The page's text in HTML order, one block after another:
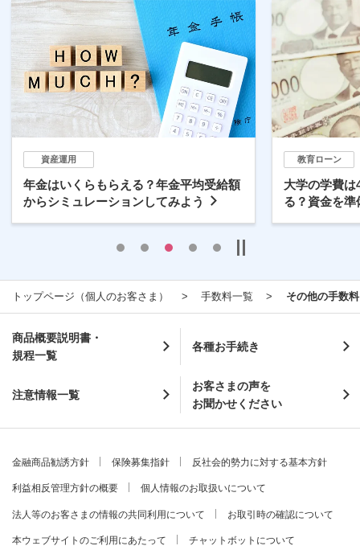
資産運用
年金はいくらもらえる？年金平均受給額
からシミュレーションしてみよう
教育ローン
大学の学費
る？資金を
トップページ（個人のお客さま） 手数料一覧 その他の手数料
商品概要説明書・
規程一覧
各種お手続き
注意情報一覧
お客さまの声を
お聞かせください
金融商品勧誘方針 保険募集指針 反社会的勢力に対する基本方針
利益相反管理方針の概要 個人情報のお取扱いについて
法人等のお客さまの情報の共同利用について お取引時の確認について
本ウェブサイトのご利用にあたって チャットボットについて